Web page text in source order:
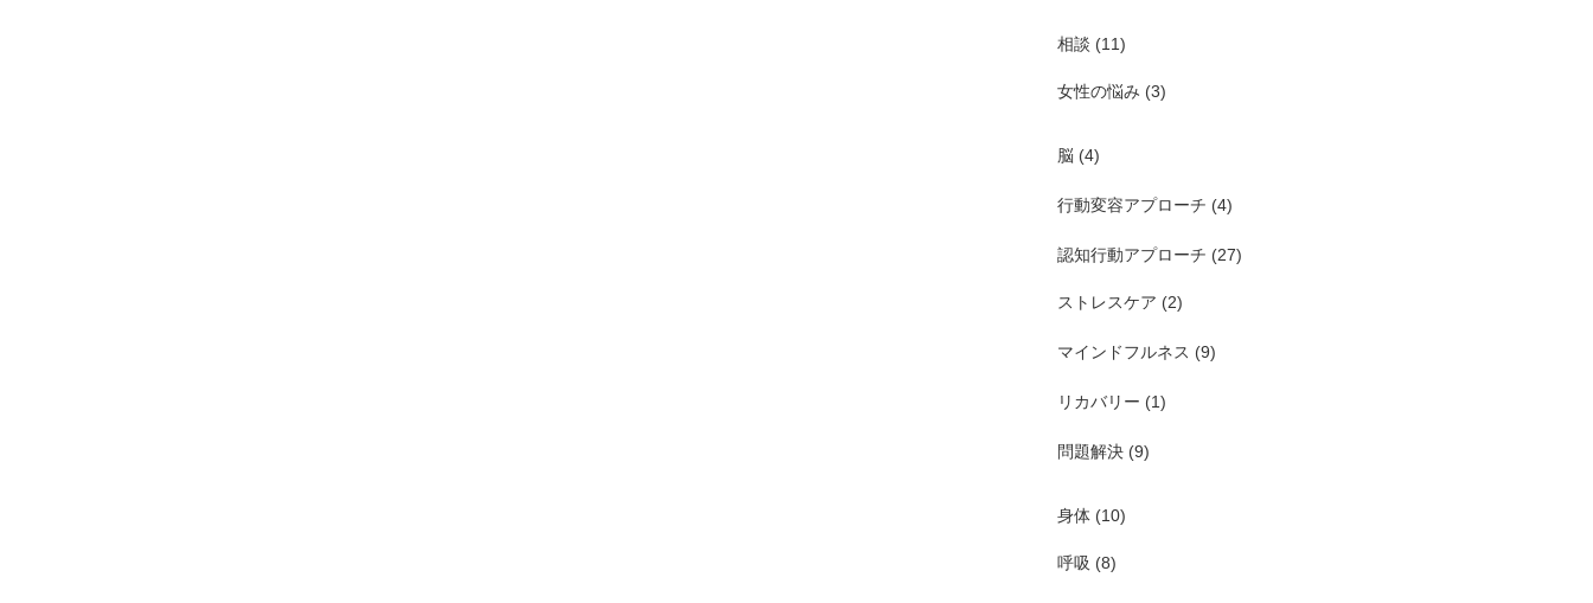
相談 (11)
女性の悩み (3)
脳 (4)
行動変容アプローチ (4)
認知行動アプローチ (27)
ストレスケア (2)
マインドフルネス (9)
リカバリー (1)
問題解決 (9)
身体 (10)
呼吸 (8)